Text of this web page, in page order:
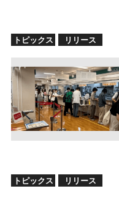
トピックス リリース
トピックス リリース